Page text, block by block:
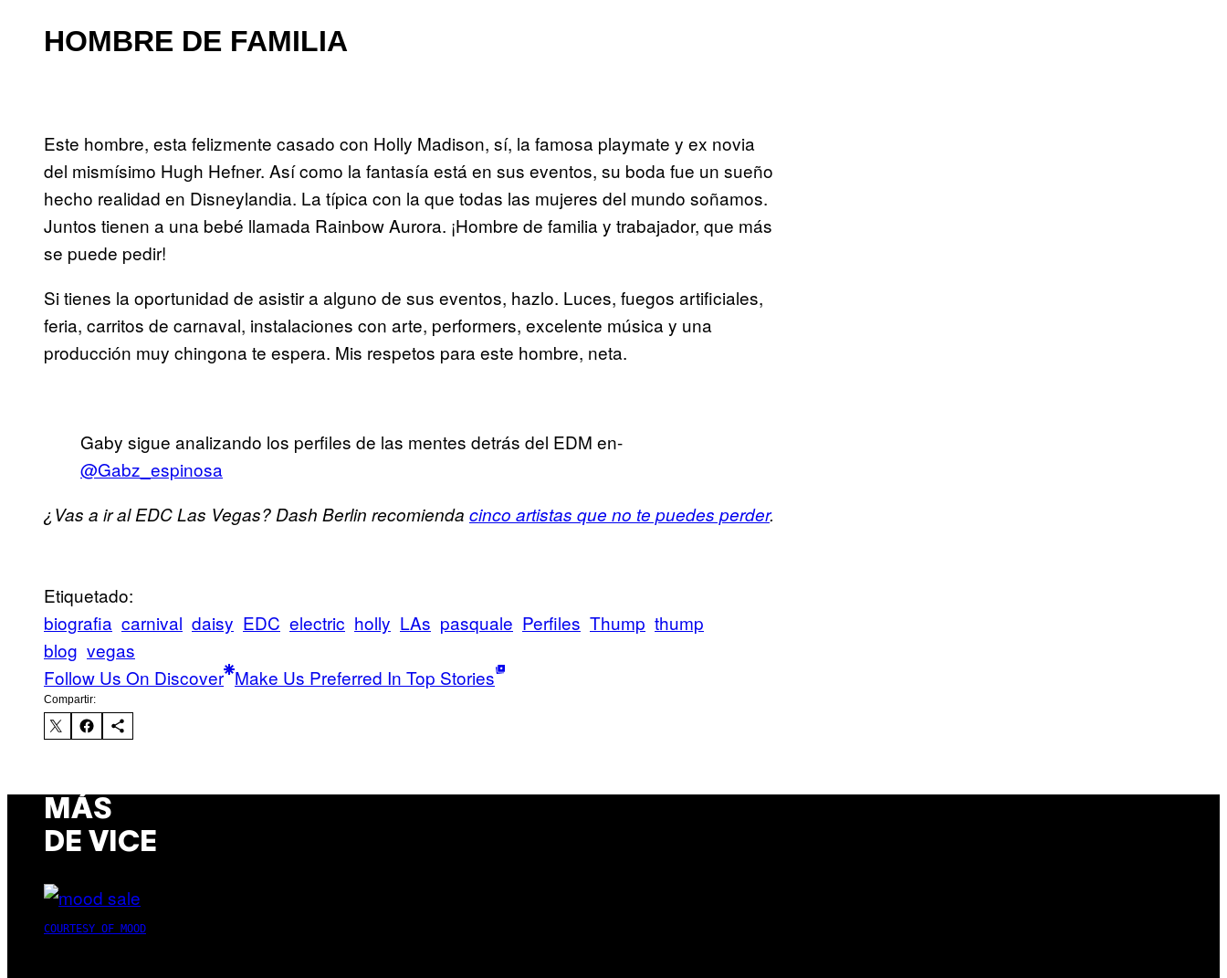
HOMBRE DE FAMILIA
Este hombre, esta felizmente casado con Holly Madison, sí, la famosa playmate y ex novia
del mismísimo Hugh Hefner. Así como la fantasía está en sus eventos, su boda fue un sueño
hecho realidad en Disneylandia. La típica con la que todas las mujeres del mundo soñamos.
Juntos tienen a una bebé llamada Rainbow Aurora. ¡Hombre de familia y trabajador, que más
se puede pedir!
Si tienes la oportunidad de asistir a alguno de sus eventos, hazlo. Luces, fuegos artificiales,
feria, carritos de carnaval, instalaciones con arte, performers, excelente música y una
producción muy chingona te espera. Mis respetos para este hombre, neta.
Gaby sigue analizando los perfiles de las mentes detrás del EDM en-
@Gabz_espinosa
¿Vas a ir al EDC Las Vegas? Dash Berlin recomienda cinco artistas que no te puedes perder.
Etiquetado:
biografia carnival daisy EDC electric holly LAs pasquale Perfiles Thump thump
blog vegas
Follow Us On Discover Make Us Preferred In Top Stories
Compartir:
MÁS
DE VICE
COURTESY OF MOOD